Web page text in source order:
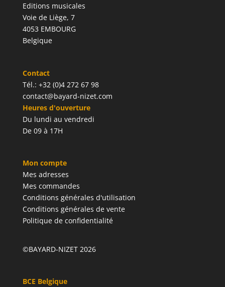
Editions musicales
Voie de Liège, 7
4053 EMBOURG
Belgique
Contact
Tél.: +32 (0)4 272 67 98
contact@bayard-nizet.com
Heures d'ouverture
Du lundi au vendredi
De 09 à 17H
Mon compte
Mes adresses
Mes commandes
Conditions générales d'utilisation
Conditions générales de vente
Politique de confidentialité
©BAYARD-NIZET 2026
BCE Belgique